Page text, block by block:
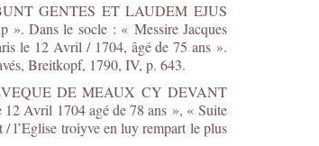
GENTES ET LAUDEM EJUS
Dans le socle : « Messire Jacques
le 12 Avril / 1704, âgé de 75 ans ».
Breitkopf, 1790, IV, p. 643.
EVEQUE DE MEAUX CY DEVANT
Avril 1704 agé de 78 ans », « Suite
l’Eglise troiyve en luy rempart le plus